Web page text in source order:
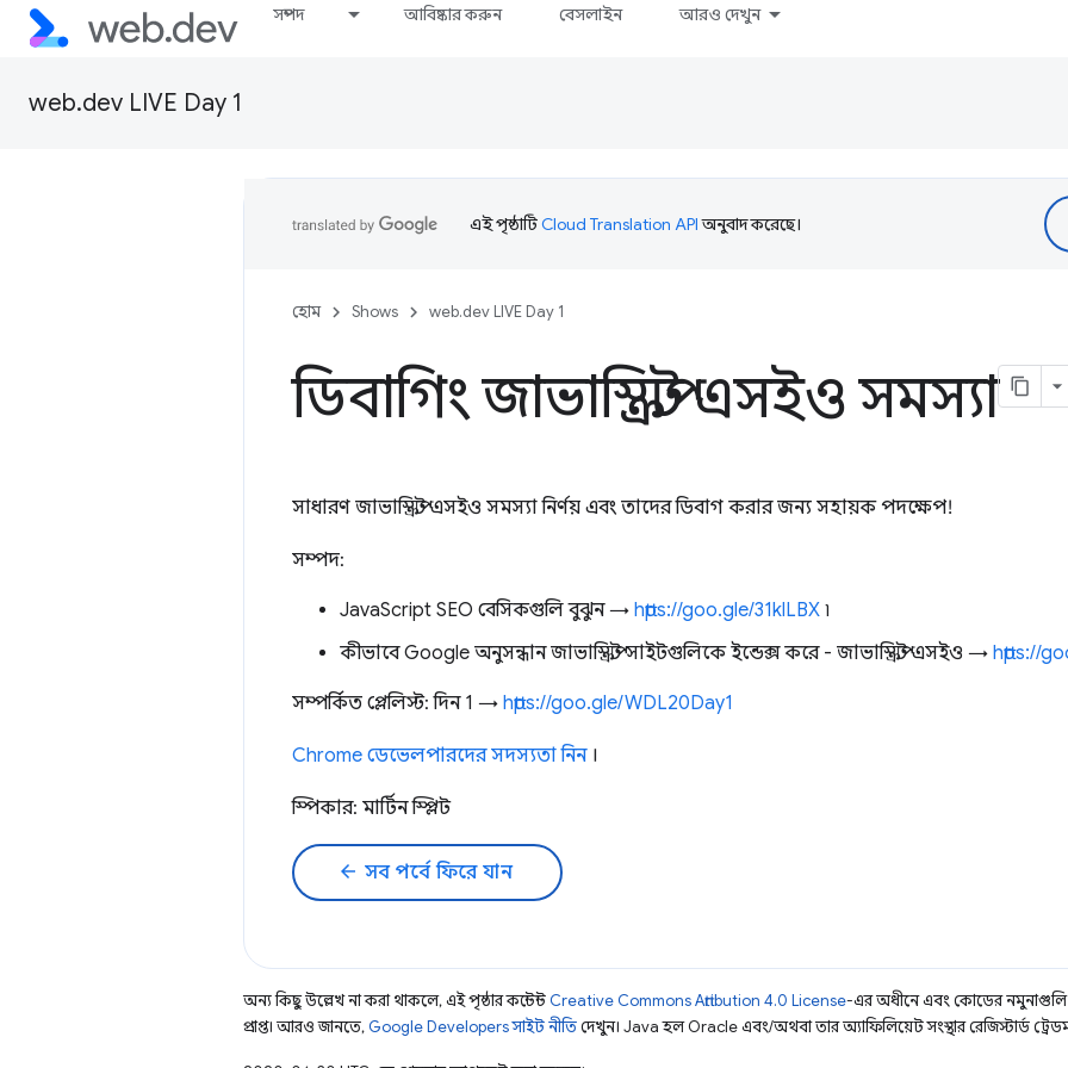
সম্পদ আবিষ্কার করুন বেসলাইন আরও দেখুন
web.dev LIVE Day 1
এই পৃষ্ঠাটিCloud Translation APIঅনুবাদ করেছে।
হোম Shows web.dev LIVE Day 1
ডিবাগিং জাভাস্ক্রিপ্ট এসইও সমস্যা
সাধারণ জাভাস্ক্রিপ্ট এসইও সমস্যা নির্ণয় এবং তাদের ডিবাগ করার জন্য সহায়ক পদক্ষেপ!
সম্পদ:
JavaScript SEO বেসিকগুলি বুঝুন → https://goo.gle/31klLBX ৷
কীভাবে Google অনুসন্ধান জাভাস্ক্রিপ্ট সাইটগুলিকে ইন্ডেক্স করে - জাভাস্ক্রিপ্ট এসইও → https://
সম্পর্কিত প্লেলিস্ট: দিন 1 → https://goo.gle/WDL20Day1
Chrome ডেভেলপারদের সদস্যতা নিন।
স্পিকার: মার্টিন স্প্লিট
arrow_back সব পর্বে ফিরে যান
অন্য কিছু উল্লেখ না করা থাকলে, এই পৃষ্ঠার কন্টেন্ট Creative Commons Attribution 4.0 License-এর অধীনে এবং কোডের
প্রাপ্ত। আরও জানতে, Google Developers সাইট নীতিদেখুন। Java হল Oracle এবং/অথবা তার অ্যাফিলিয়েট সংস্থার রেজিস্টার্ড